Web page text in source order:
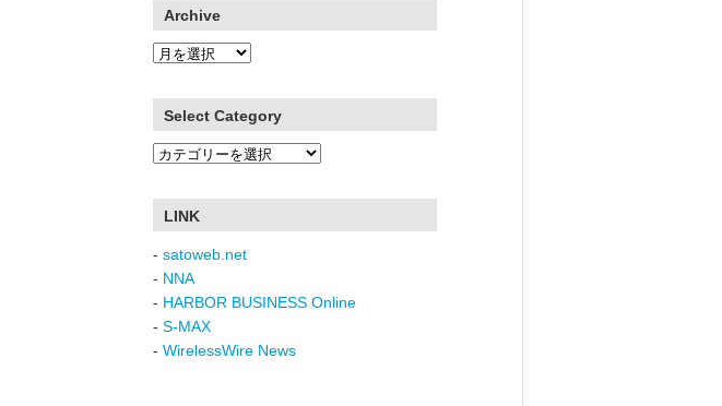
Archive
Archive
Select Category
Select
LINK
- satoweb.net
- NNA
- HARBOR BUSINESS Online
- S-MAX
- WirelessWire News